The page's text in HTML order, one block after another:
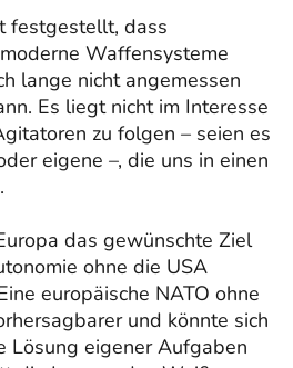
festgestellt, dass
Waffensysteme
lange nicht angemessen
Es liegt nicht im Interesse
zu folgen – seien es
eigene –, die uns in einen
das gewünschte Ziel
ohne die USA
europäische NATO ohne
und könnte sich
Lösung eigener Aufgaben